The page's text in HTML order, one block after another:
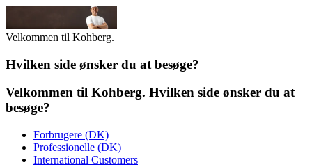
Velkommen til Kohberg.
Hvilken side ønsker du at besøge?
Velkommen til Kohberg. Hvilken side ønsker du at
besøge?
Forbrugere (DK)
Professionelle (DK)
International Customers